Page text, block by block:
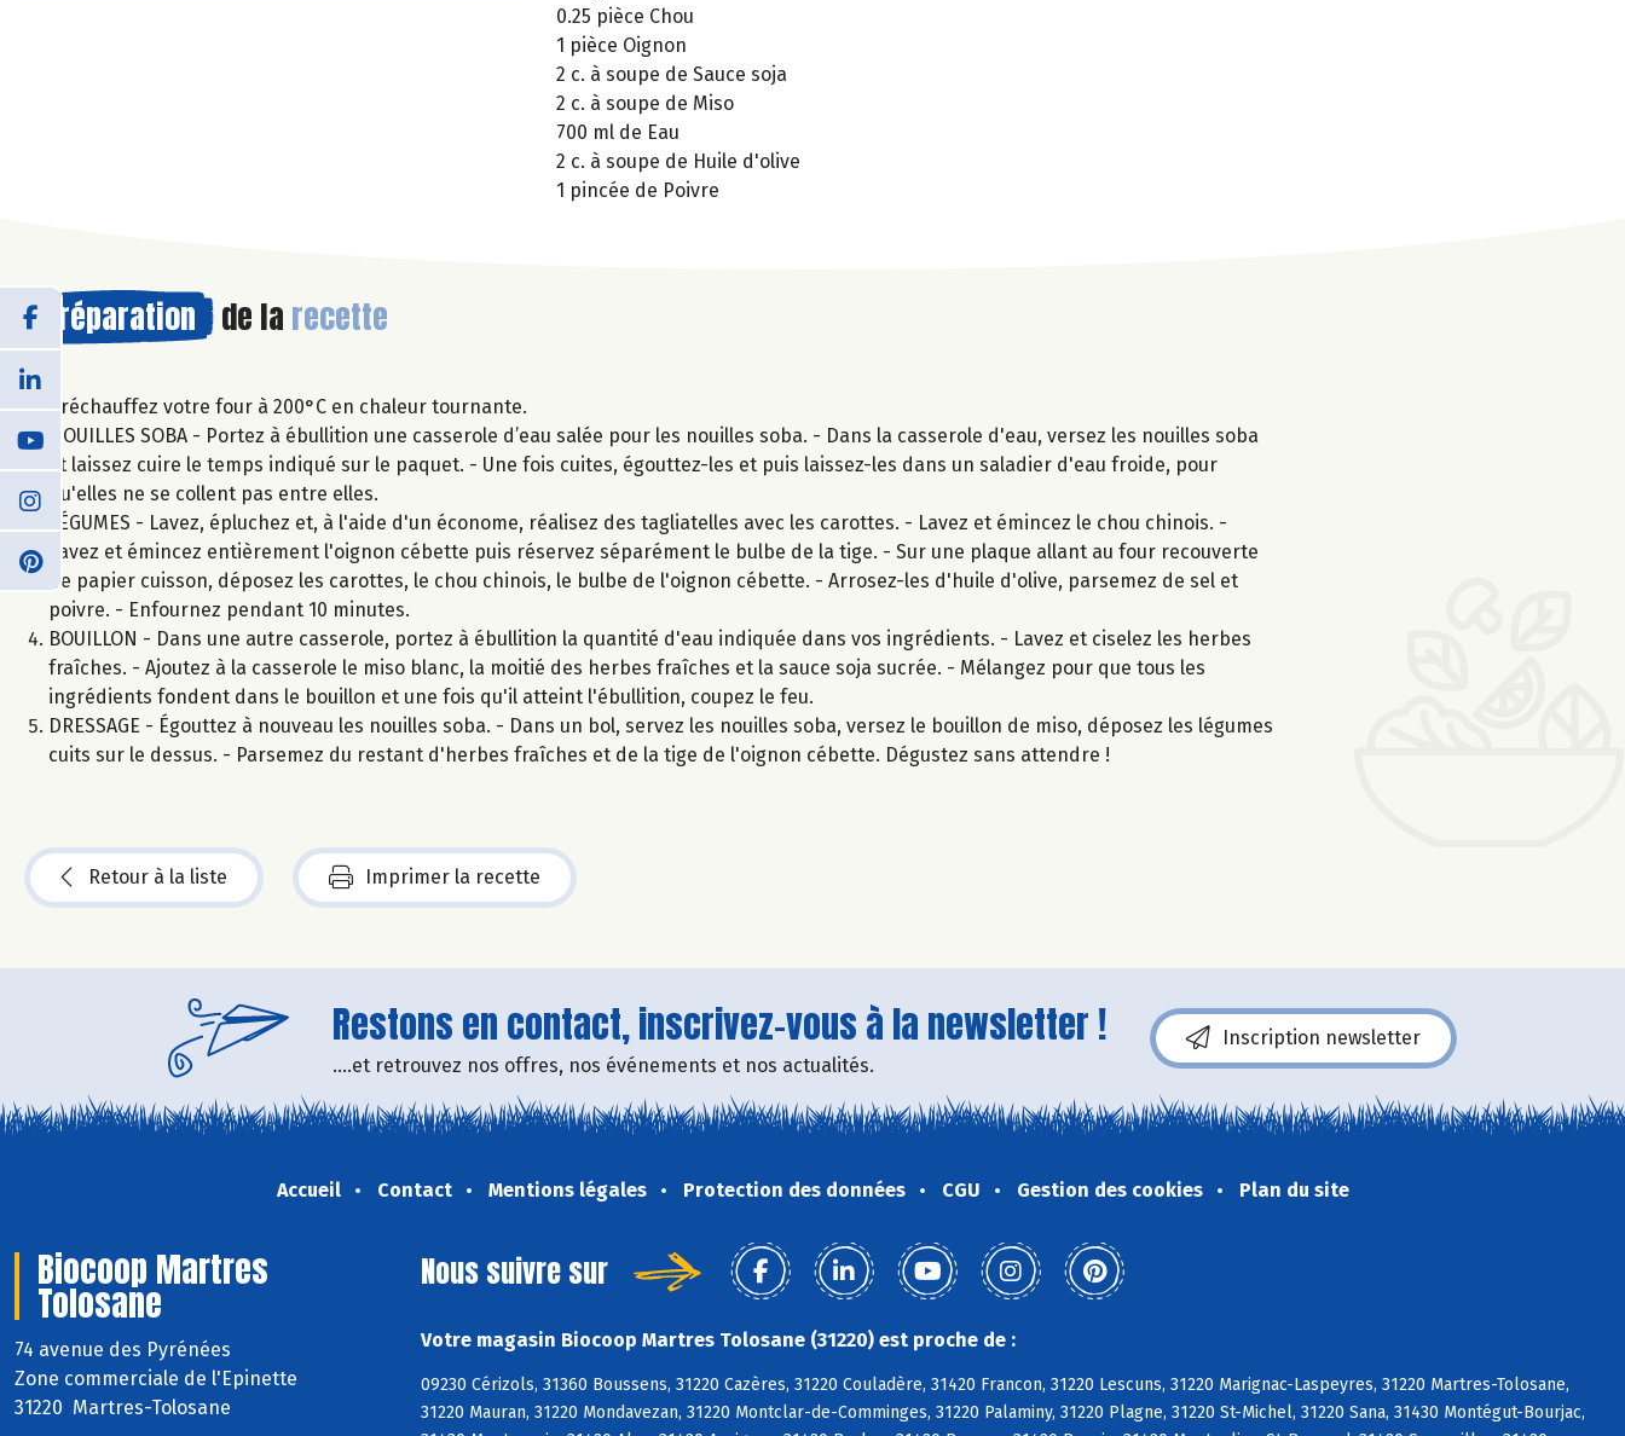
0.25 pièce Chou
1 pièce Oignon
2 c. à soupe de Sauce soja
2 c. à soupe de Miso
700 ml de Eau
2 c. à soupe de Huile d'olive
1 pincée de Poivre
Préparation de la recette
Préchauffez votre four à 200°C en chaleur tournante.
NOUILLES SOBA - Portez à ébullition une casserole d’eau salée pour les nouilles soba. - Dans la casserole d'eau, versez les nouilles soba
et laissez cuire le temps indiqué sur le paquet. - Une fois cuites, égouttez-les et puis laissez-les dans un saladier d'eau froide, pour
qu'elles ne se collent pas entre elles.
LÉGUMES - Lavez, épluchez et, à l'aide d'un économe, réalisez des tagliatelles avec les carottes. - Lavez et émincez le chou chinois. -
Lavez et émincez entièrement l'oignon cébette puis réservez séparément le bulbe de la tige. - Sur une plaque allant au four recouverte
de papier cuisson, déposez les carottes, le chou chinois, le bulbe de l'oignon cébette. - Arrosez-les d'huile d'olive, parsemez de sel et
poivre. - Enfournez pendant 10 minutes.
BOUILLON - Dans une autre casserole, portez à ébullition la quantité d'eau indiquée dans vos ingrédients. - Lavez et ciselez les herbes
fraîches. - Ajoutez à la casserole le miso blanc, la moitié des herbes fraîches et la sauce soja sucrée. - Mélangez pour que tous les
ingrédients fondent dans le bouillon et une fois qu'il atteint l'ébullition, coupez le feu.
DRESSAGE - Égouttez à nouveau les nouilles soba. - Dans un bol, servez les nouilles soba, versez le bouillon de miso, déposez les légumes
cuits sur le dessus. - Parsemez du restant d'herbes fraîches et de la tige de l'oignon cébette. Dégustez sans attendre !
Retour à la liste Imprimer la recette
Restons en contact, inscrivez-vous à la newsletter !
....et retrouvez nos offres, nos événements et nos actualités.
Inscription newsletter
Accueil Contact Mentions légales Protection des données CGU Gestion des cookies Plan du site
Biocoop Martres
Tolosane
74 avenue des Pyrénées
Zone commerciale de l'Epinette
31220 Martres-Tolosane
Nous suivre sur
Votre magasin Biocoop Martres Tolosane (31220) est proche de :
09230 Cérizols, 31360 Boussens, 31220 Cazères, 31220 Couladère, 31420 Francon, 31220 Lescuns, 31220 Marignac-Laspeyres, 31220 Martres-Tolosane,
31220 Mauran, 31220 Mondavezan, 31220 Montclar-de-Comminges, 31220 Palaminy, 31220 Plagne, 31220 St-Michel, 31220 Sana, 31430 Montégut-Bourjac,